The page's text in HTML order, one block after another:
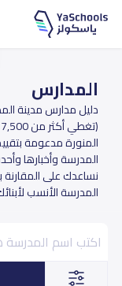
المدارس
المنورة مدعومة
المدرسة وأخبارها
نساعدك على
المدرسة الأنسب